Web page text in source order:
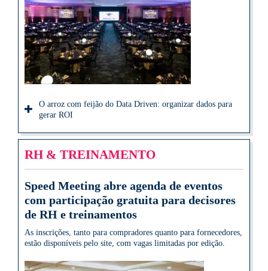
O arroz com feijão do Data Driven: organizar dados para
gerar ROI
RH & TREINAMENTO
Speed Meeting abre agenda de eventos
com participação gratuita para decisores
de RH e treinamentos
As inscrições, tanto para compradores quanto para fornecedores,
estão disponíveis pelo site, com vagas limitadas por edição.